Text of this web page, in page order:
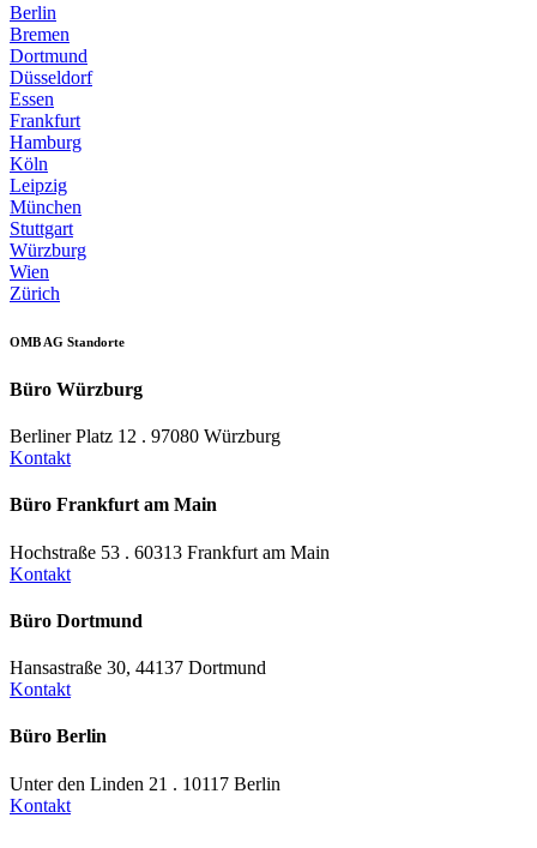
Berlin
Bremen
Dortmund
Düsseldorf
Essen
Frankfurt
Hamburg
Köln
Leipzig
München
Stuttgart
Würzburg
Wien
Zürich
OMB AG Standorte
Büro Würzburg
Berliner Platz 12 . 97080 Würzburg
Kontakt
Büro Frankfurt am Main
Hochstraße 53 . 60313 Frankfurt am Main
Kontakt
Büro Dortmund
Hansastraße 30, 44137 Dortmund
Kontakt
Büro Berlin
Unter den Linden 21 . 10117 Berlin
Kontakt